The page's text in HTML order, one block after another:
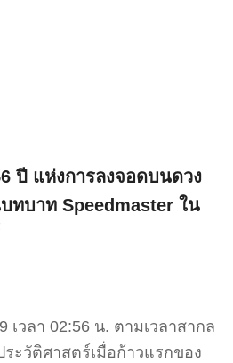
ปี แห่งการลงจอดบนดวง
ทบาท Speedmaster ใน
เวลา 02:56 น. ตามเวลาสากล
ะวัติศาสตร์เมื่อก้าวแรกของ